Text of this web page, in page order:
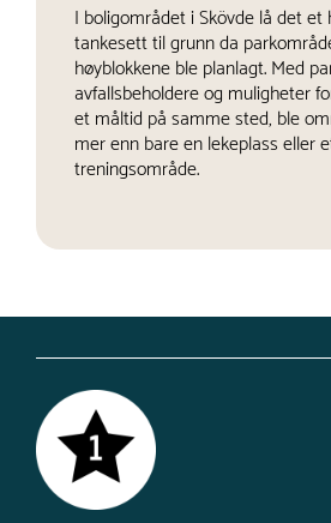
I boligområdet i Skövde lå det et
tankesett til grunn da
høyblokkene ble planlagt. Med
avfallsbeholdere og muligheter
et måltid på samme sted, ble
mer enn bare en lekeplass eller
treningsområde.